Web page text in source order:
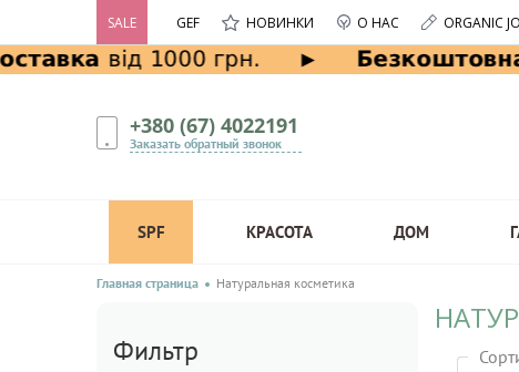
SALE GEF НОВИНКИ О НАС ORGANIC
+380 (67) 4022191
Заказать обратный звонок
SPF КРАСОТА ДОМ
Главная страница Натуральная косметика
Фильтр